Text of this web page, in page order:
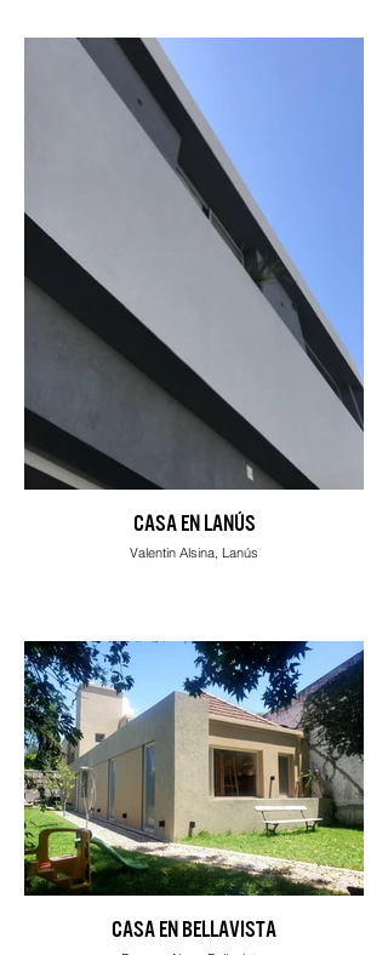
CASA EN LANÚS
Valentin Alsina, Lanús
CASA EN BELLAVISTA